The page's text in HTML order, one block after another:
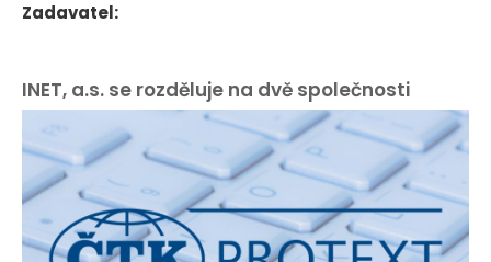
Zadavatel:
INET, a.s. se rozděluje na dvě společnosti